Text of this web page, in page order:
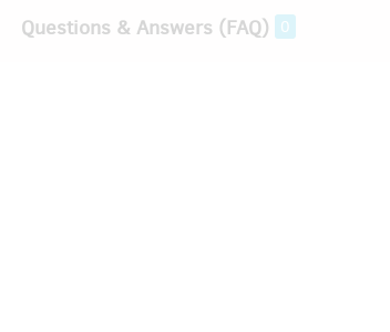
Questions & Answers (FAQ) 0